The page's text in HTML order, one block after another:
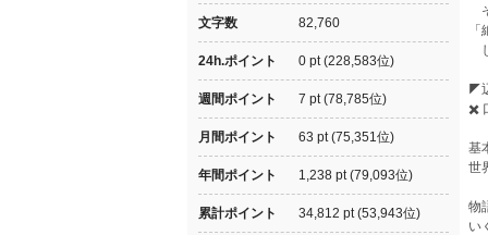
◤
✖️
基
世
物
い
文字数 82,760
24h.ポイント 0 pt (228,583位)
週間ポイント 7 pt (78,785位)
月間ポイント 63 pt (75,351位)
年間ポイント 1,238 pt (79,093位)
累計ポイント 34,812 pt (53,943位)